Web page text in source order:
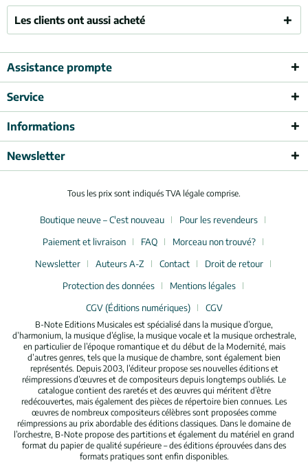
Les clients ont aussi acheté
Assistance prompte
Service
Informations
Newsletter
Tous les prix sont indiqués TVA légale comprise.
Boutique neuve – C'est nouveau
Pour les revendeurs
Paiement et livraison
FAQ
Morceau non trouvé?
Newsletter
Auteurs A-Z Contact
Droit de retour
Protection des données
Mentions légales
CGV (Éditions numériques)
CGV
B-Note Editions Musicales est spécialisé dans la musique d’orgue,
d’harmonium, la musique d’église, la musique vocale et la musique orchestrale,
en particulier de l’époque romantique et du début de la Modernité, mais
d’autres genres, tels que la musique de chambre, sont également bien
représentés. Depuis 2003, l’éditeur propose ses nouvelles éditions et
réimpressions d’œuvres et de compositeurs depuis longtemps oubliés. Le
catalogue contient des raretés et des œuvres qui méritent d’être
redécouvertes, mais également des pièces de répertoire bien connues. Les
œuvres de nombreux compositeurs célèbres sont proposées comme
réimpressions au prix abordable des éditions classiques. Dans le domaine de
l’orchestre, B-Note propose des partitions et également du matériel en grand
format du papier de qualité supérieure – des éditions éprouvées dans des
formats pratiques sont enfin disponibles.